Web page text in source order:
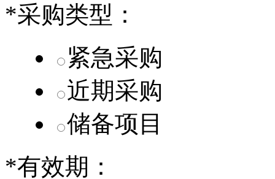
*采购类型：
紧急采购
近期采购
储备项目
*有效期：